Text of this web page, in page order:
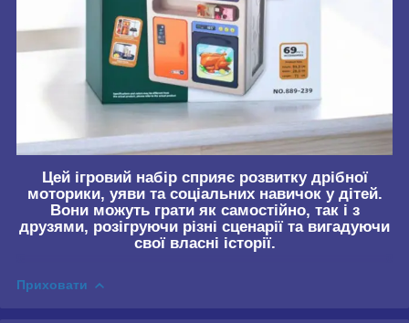
Цей ігровий набір сприяє розвитку дрібної
моторики, уяви та соціальних навичок у дітей.
Вони можуть грати як самостійно, так і з
друзями, розігруючи різні сценарії та вигадуючи
свої власні історії.
Приховати